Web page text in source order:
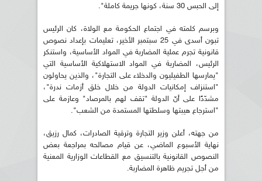
إلى الحبس 30 سنة، كونها جريمة كاملة".
وبرسم كلمته في اجتماع الحكومة مع الولاة، كان الرئيس
تبون أسدى في 25 سبتمبر الأخير، تعليمات بإعداد نصوص
قانونية تجرم عملية المضاربة في المواد الأساسية، واستنكر
الرئيس، المضاربة في المواد الاستهلاكية الأساسية التي
"يمارسها الطفيليون والدخلاء على التجارة"، والذين يحاولون
"استنزاف إمكانيات الدولة من خلال خلق أزمات ندرة"،
مشدّدًا على أنّ الدولة "تقف لهم بالمرصاد" وعازمة على
"استرجاع هيبتها وسلطتها المستمدة من الشعب".
من جهته، أعلن وزير التجارة وترقية الصادرات، كمال رزيق،
نهاية الأسبوع الماضي، عن قيام مصالحه بمراجعة بعض
النصوص القانونية بالتنسيق مع القطاعات الوزارية المعنية
من أجل تجريم ظاهرة المضاربة.